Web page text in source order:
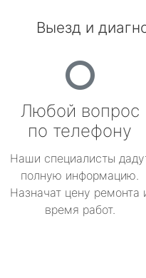
Выезд и
Любой вопрос
по телефону
Наши специалисты
полную информацию.
Назначат цену ремонта
время работ.